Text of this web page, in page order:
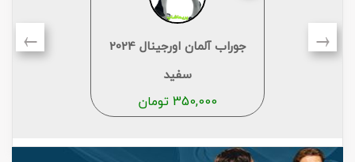
جوراب آلمان اورجینال 2024
سفید
350,000تومان
← →